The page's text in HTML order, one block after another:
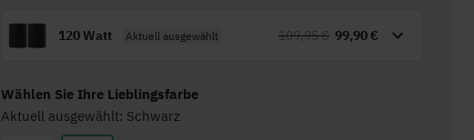
120 Watt Aktuell ausgewählt 99,90 €
109,95 €
Wählen Sie Ihre Lieblingsfarbe
Aktuell ausgewählt: Schwarz